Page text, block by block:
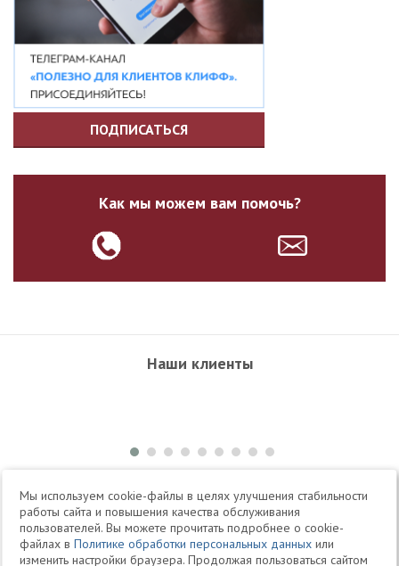
ПОДПИСАТЬСЯ
Как мы можем вам помочь?
Наши клиенты
+7 495 504-34-61
Telegram Max
Мы используем cookie-файлы в целях улучшения стабильности
работы сайта и повышения качества обслуживания
пользователей. Вы можете прочитать подробнее о cookie-
файлах вПолитике обработки персональных данных или
изменить настройки браузера. Продолжая пользоваться сайтом